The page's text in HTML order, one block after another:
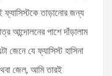
তাড়ানোর জন্য
আন্দোলনের পাশে দাঁড়ালাম
যে ফ্যাসিস্ট হাসিনা
জেল, আমি তারই